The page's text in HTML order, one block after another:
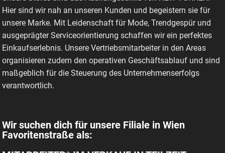
Hier sind wir nah an unseren Kunden und begeistern sie für
unsere Marke. Mit Leidenschaft für Mode, Trendgespür und
ausgeprägter Serviceorientierung schaffen wir ein perfektes
Einkaufserlebnis. Unsere Vertriebsmitarbeiter in den Areas
organisieren zudem den operativen Geschäftsablauf und sind
maßgeblich für die Steuerung des Unternehmenserfolgs
verantwortlich.
Wir suchen dich für unsere Filiale in Wien
Favoritenstraße als: